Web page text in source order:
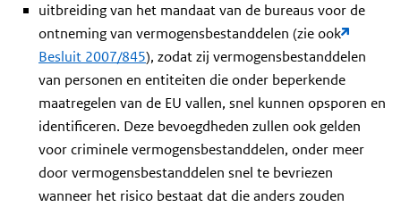
uitbreiding van het mandaat van de bureaus voor de
ontneming van vermogensbestanddelen (zie ook
Besluit 2007/845), zodat zij vermogensbestanddelen
van personen en entiteiten die onder beperkende
maatregelen van de EU vallen, snel kunnen opsporen en
identificeren. Deze bevoegdheden zullen ook gelden
voor criminele vermogensbestanddelen, onder meer
door vermogensbestanddelen snel te bevriezen
wanneer het risico bestaat dat die anders zouden